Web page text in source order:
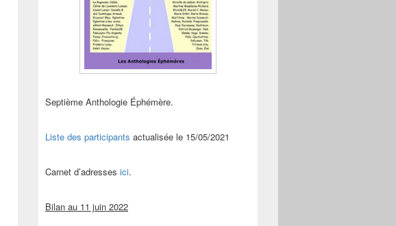
Septième Anthologie Éphémère.
Liste des participants actualisée le 15/05/2021
Carnet d’adresses ici.
Bilan au 11 juin 2022